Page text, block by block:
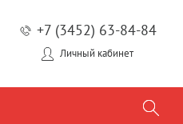
+7 (3452) 63-84-84
Личный кабинет